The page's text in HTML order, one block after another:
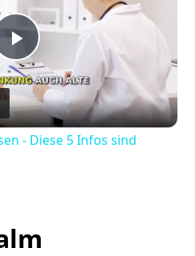
Play
Video
- Diese 5 Infos sind